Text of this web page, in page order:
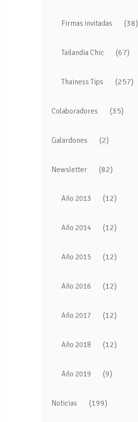
Firmas invitadas (38)
Tailandia Chic (67)
Thainess Tips (257)
Colaboradores (35)
Galardones (2)
Newsletter (82)
Año 2013 (12)
Año 2014 (12)
Año 2015 (12)
Año 2016 (12)
Año 2017 (12)
Año 2018 (12)
Año 2019 (9)
Noticias (199)